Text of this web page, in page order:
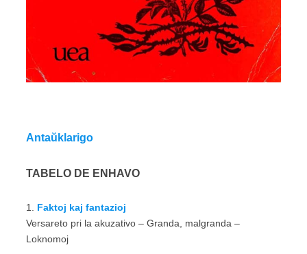
Antaŭklarigo
TABELO DE ENHAVO
1. Faktoj kaj fantazioj
Versareto pri la akuzativo – Granda, malgranda –
Loknomoj